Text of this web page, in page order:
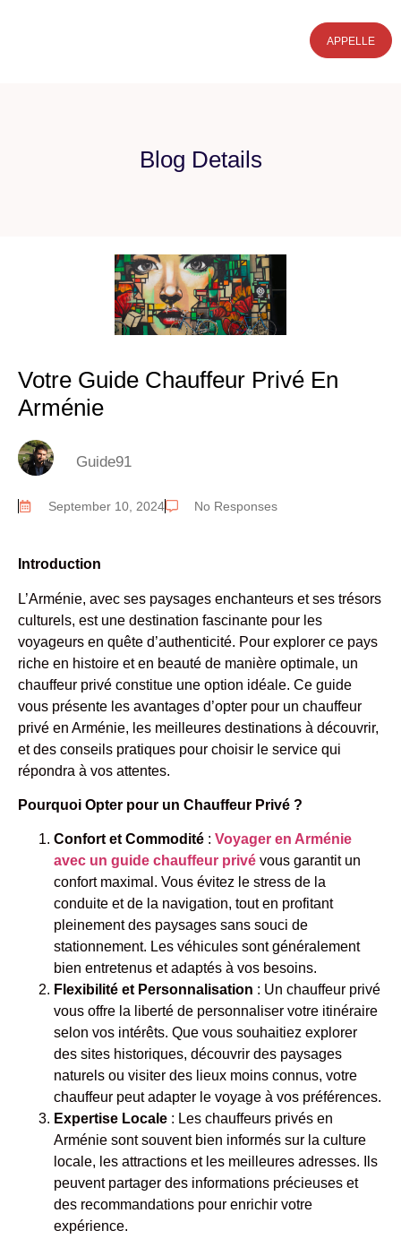
APPELLE
Blog Details
Votre Guide Chauffeur Privé En
Arménie
Guide91
September 10, 2024 No Responses
Introduction
L’Arménie, avec ses paysages enchanteurs et ses trésors
culturels, est une destination fascinante pour les
voyageurs en quête d’authenticité. Pour explorer ce pays
riche en histoire et en beauté de manière optimale, un
chauffeur privé constitue une option idéale. Ce guide
vous présente les avantages d’opter pour un chauffeur
privé en Arménie, les meilleures destinations à découvrir,
et des conseils pratiques pour choisir le service qui
répondra à vos attentes.
Pourquoi Opter pour un Chauffeur Privé ?
Confort et Commodité : Voyager en Arménie
avec un guide chauffeur privé vous garantit un
confort maximal. Vous évitez le stress de la
conduite et de la navigation, tout en profitant
pleinement des paysages sans souci de
stationnement. Les véhicules sont généralement
bien entretenus et adaptés à vos besoins.
Flexibilité et Personnalisation : Un chauffeur privé
vous offre la liberté de personnaliser votre itinéraire
selon vos intérêts. Que vous souhaitiez explorer
des sites historiques, découvrir des paysages
naturels ou visiter des lieux moins connus, votre
chauffeur peut adapter le voyage à vos préférences.
Expertise Locale : Les chauffeurs privés en
Arménie sont souvent bien informés sur la culture
locale, les attractions et les meilleures adresses. Ils
peuvent partager des informations précieuses et
des recommandations pour enrichir votre
expérience.